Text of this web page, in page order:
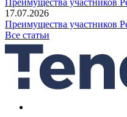
17.07.2026
Преимущества участников
Все статьи